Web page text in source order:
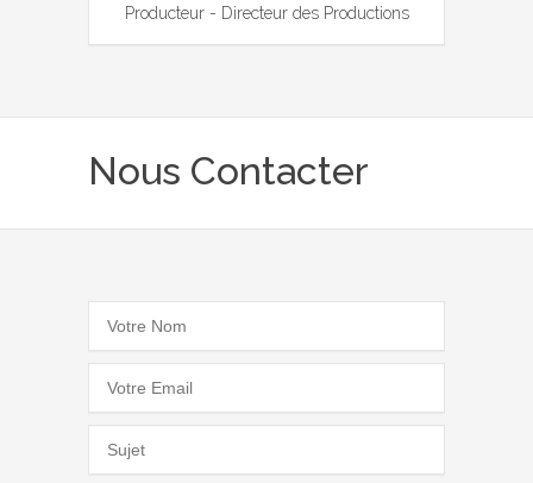
Producteur - Directeur des Productions
Nous Contacter